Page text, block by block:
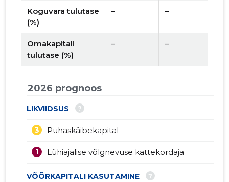
Koguvara tulutase
(%)
– –
Omakapitali
tulutase (%)
– –
2026 prognoos
LIKVIIDSUS ?
Puhaskäibekapital
3
Lühiajalise võlgnevuse kattekordaja
1
VÕÕRKAPITALI KASUTAMINE ?